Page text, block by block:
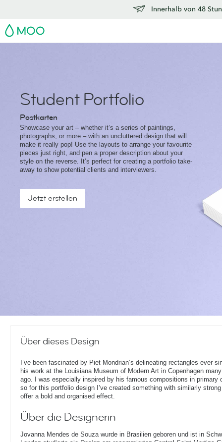
Innerhalb von 48
MOO
Student Portfolio
Postkarten
Showcase your art – whether it’s a series of paintings,
photographs, or more – with an uncluttered design that will
make it really pop! Use the layouts to arrange your favourite
pieces just right, and pen a proper description about your
style on the reverse. It’s perfect for creating a portfolio take-
away to show potential clients and interviewers.
Jetzt erstellen
Über dieses Design
I’ve been fascinated by Piet Mondrian’s delineating rectangles ever
his work at the Louisiana Museum of Modern Art in Copenhagen
ago. I was especially inspired by his famous compositions in primary
so for this portfolio design I’ve created something with similarly
offer a bold and organised effect.
Über die Designerin
Jovanna Mendes de Souza wurde in Brasilien geboren und ist in